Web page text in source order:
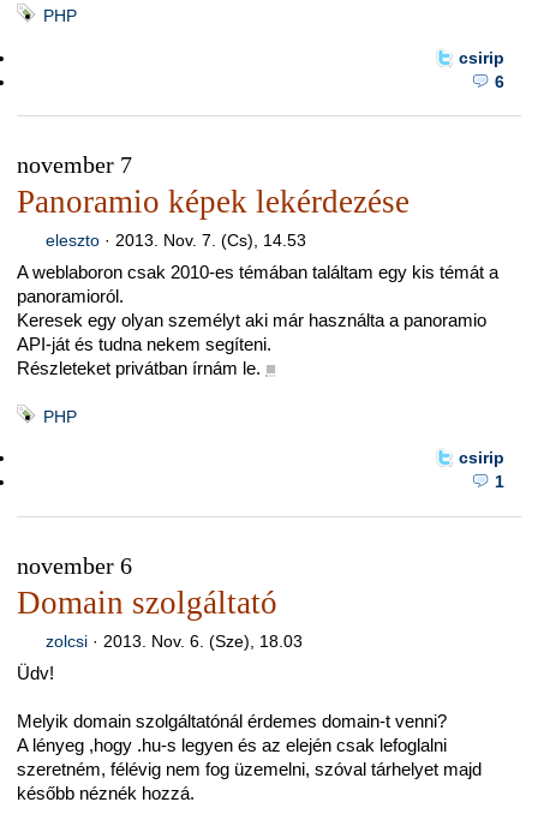
PHP
csirip
6
november 7
Panoramio képek lekérdezése
eleszto· 2013. Nov. 7. (Cs), 14.53
A weblaboron csak 2010-es témában találtam egy kis témát a
panoramioról.
Keresek egy olyan személyt aki már használta a panoramio
API-ját és tudna nekem segíteni.
Részleteket privátban írnám le. ■
PHP
csirip
1
november 6
Domain szolgáltató
zolcsi· 2013. Nov. 6. (Sze), 18.03
Üdv!
Melyik domain szolgáltatónál érdemes domain-t venni?
A lényeg ,hogy .hu-s legyen és az elején csak lefoglalni
szeretném, félévig nem fog üzemelni, szóval tárhelyet majd
később néznék hozzá.